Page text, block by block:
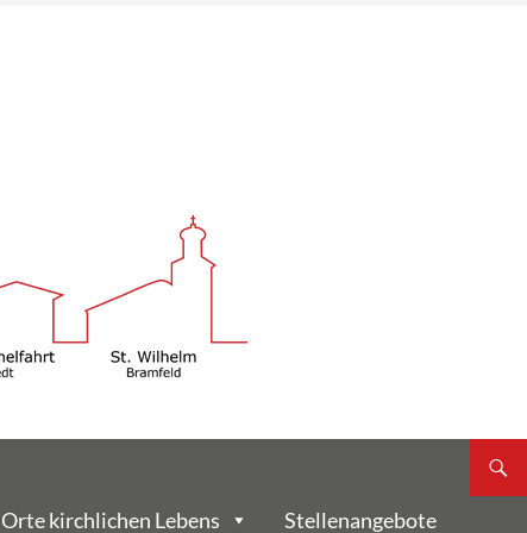
Orte kirchlichen Lebens
Stellenangebote